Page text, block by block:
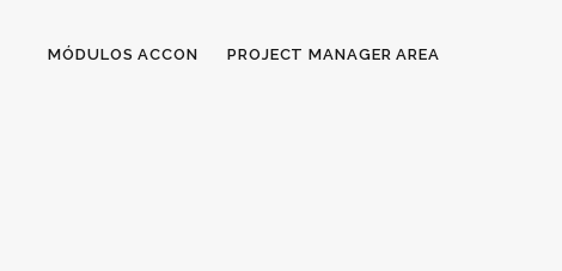
MÓDULOS ACCON PROJECT MANAGER AREA